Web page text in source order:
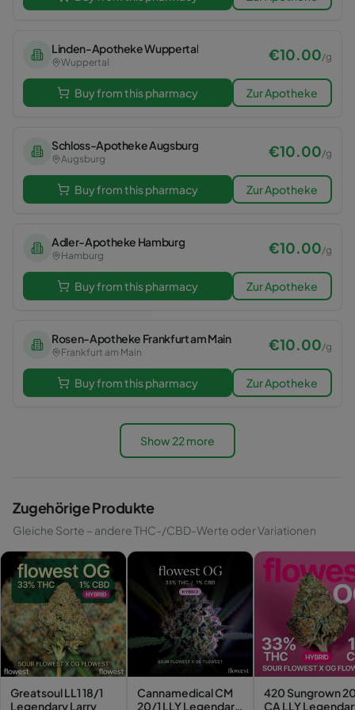
Linden-Apotheke Wuppertal
Wuppertal €10.00/g
Buy from this pharmacy Zur Apotheke
Schloss-Apotheke Augsburg
Augsburg €10.00/g
Buy from this pharmacy Zur Apotheke
Adler-Apotheke Hamburg
Hamburg €10.00/g
Buy from this pharmacy Zur Apotheke
Rosen-Apotheke Frankfurt am Main
Frankfurt am Main €10.00/g
Buy from this pharmacy Zur Apotheke
Show 22 more
Zugehörige Produkte
Gleiche Sorte – andere THC-/CBD-Werte oder Variationen
Greatsoul LL1 18/1
Legendary Larry
Cannamedical CM
20/1 LLY Legendary
420 Sungrown
CA LLY